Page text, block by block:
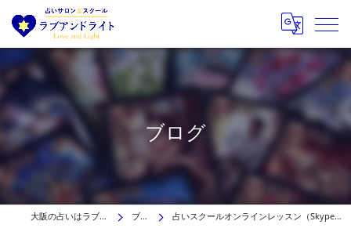
ブログ
大阪の占いはラブアンドライト ブログ 占いスクールオンラインレッスン（Skype・ZOOM）で占星術を学ぶ